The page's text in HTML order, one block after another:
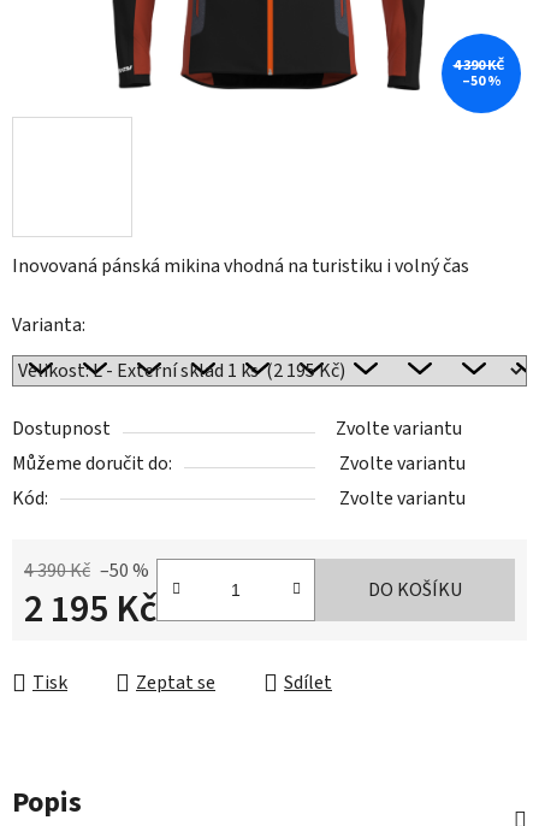
Inovovaná pánská mikina vhodná na turistiku i volný čas
Varianta:
Dostupnost
Zvolte variantu
Můžeme doručit do:
Zvolte variantu
Kód:
Zvolte variantu
4 390 Kč –50 %
2 195 Kč DO KOŠÍKU
Tisk Zeptat se Sdílet
4 390 KČ
–50 %
Popis